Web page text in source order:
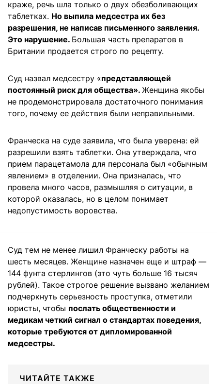
краже, речь шла только о двух обезболивающих
таблетках. Но выпила медсестра их без
разрешения, не написав письменного заявления.
Это нарушение. Большая часть препаратов в
Британии продается строго по рецепту.
Суд назвал медсестру «представляющей
постоянный риск для общества». Женщина якобы
не продемонстрировала достаточного понимания
того, почему ее действия были неправильными.
Франческа на суде заявила, что была уверена: ей
разрешили взять таблетки. Она утверждала, что
прием парацетамола для персонала был «обычным
явлением» в отделении. Она призналась, что
провела много часов, размышляя о ситуации, в
которой оказалась, но в целом понимает
недопустимость воровства.
Суд тем не менее лишил Франческу работы на
шесть месяцев. Женщине назначен еще и штраф —
144 фунта стерлингов (это чуть больше 16 тысяч
рублей). Такое строгое решение вызвано желанием
подчеркнуть серьезность проступка, отметили
юристы, чтобы послать общественности и
медикам четкий сигнал о стандартах поведения,
которые требуются от дипломированной
медсестры.
ЧИТАЙТЕ ТАКЖЕ